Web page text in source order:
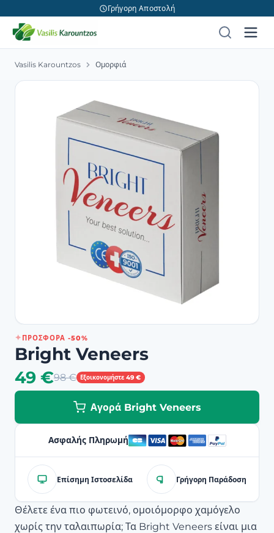
Γρήγορη Αποστολή
Vasilis Karountzos Ομορφιά
ΠΡΟΣΦΟΡΆ -50%
Bright Veneers
49 €98 € Εξοικονομήστε 49 €
Αγορά Bright Veneers
Ασφαλής Πληρωμή
Επίσημη Ιστοσελίδα Γρήγορη Παράδοση
Θέλετε ένα πιο φωτεινό, ομοιόμορφο χαμόγελο
χωρίς την ταλαιπωρία; Τα Bright Veneers είναι μια